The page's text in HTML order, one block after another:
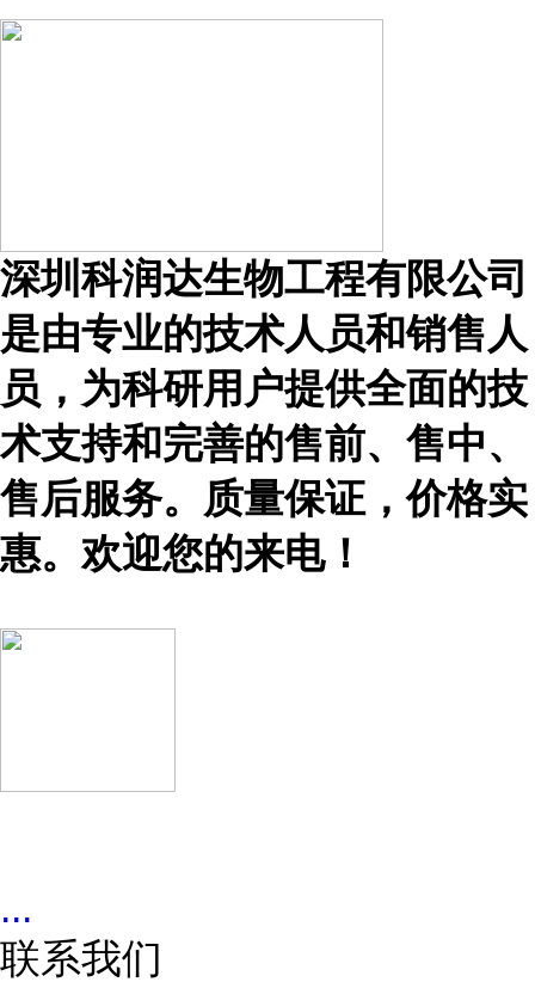
深圳科润达生物工程有限公司
是由专业的技术人员和销售人
员，为科研用户提供全面的技
术支持和完善的售前、售中、
售后服务。质量保证，价格实
惠。欢迎您的来电！
...
联系我们